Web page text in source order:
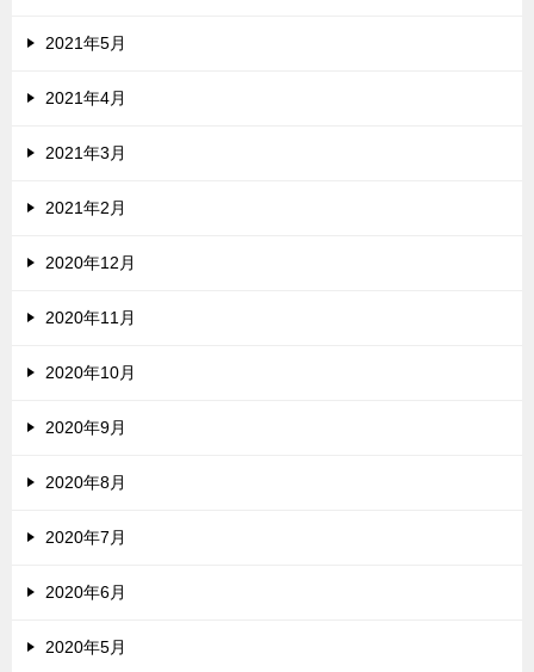
2021年5月
2021年4月
2021年3月
2021年2月
2020年12月
2020年11月
2020年10月
2020年9月
2020年8月
2020年7月
2020年6月
2020年5月